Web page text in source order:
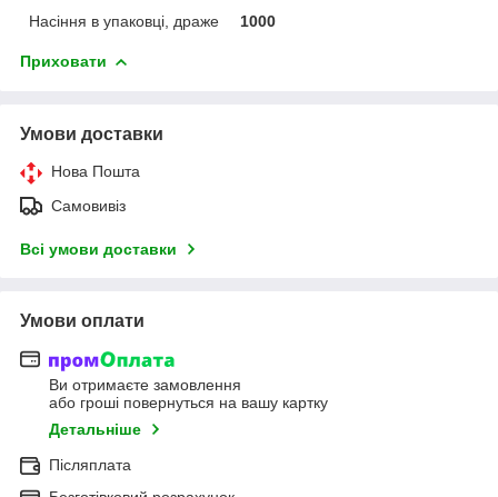
Насіння в упаковці, драже
1000
Приховати
Умови доставки
Нова Пошта
Самовивіз
Всі умови доставки
Умови оплати
Ви отримаєте замовлення
або гроші повернуться на вашу картку
Детальніше
Післяплата